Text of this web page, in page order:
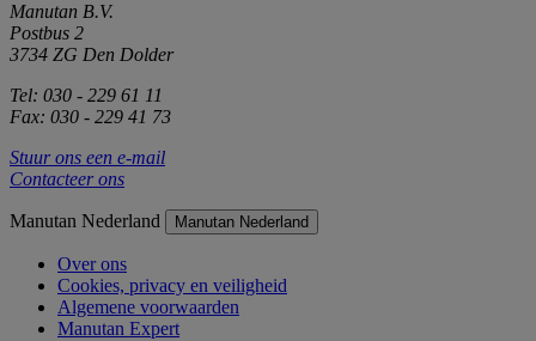
Manutan B.V.
Postbus 2
3734 ZG Den Dolder
Tel: 030 - 229 61 11
Fax: 030 - 229 41 73
Stuur ons een e-mail
Contacteer ons
Manutan Nederland Manutan Nederland
Over ons
Cookies, privacy en veiligheid
Algemene voorwaarden
Manutan Expert